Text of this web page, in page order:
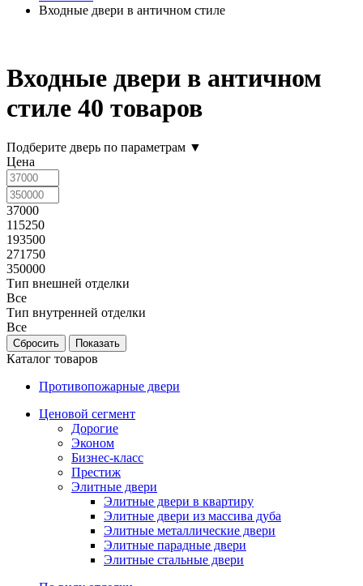
Входные двери в античном стиле
Входные двери в античном
стиле 40 товаров
Подберите дверь по параметрам ▼
Цена
37000
115250
193500
271750
350000
Тип внешней отделки
Все
Тип внутренней отделки
Все
Каталог товаров
Противопожарные двери
Ценовой сегмент
Дорогие
Эконом
Бизнес-класс
Престиж
Элитные двери
Элитные двери в квартиру
Элитные двери из массива дуба
Элитные металлические двери
Элитные парадные двери
Элитные стальные двери